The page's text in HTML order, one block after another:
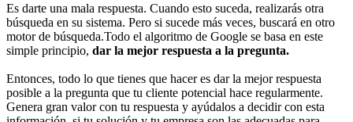
Es darte una mala respuesta. Cuando esto suceda, realizarás otra
búsqueda en su sistema. Pero si sucede más veces, buscará en otro
motor de búsqueda.Todo el algoritmo de Google se basa en este
simple principio, dar la mejor respuesta a la pregunta.
Entonces, todo lo que tienes que hacer es dar la mejor respuesta
posible a la pregunta que tu cliente potencial hace regularmente.
Genera gran valor con tu respuesta y ayúdalos a decidir con esta